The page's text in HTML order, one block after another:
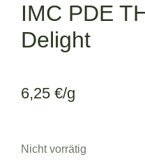
IMC PDE
Delight
6,25 €/g
Nicht vorrätig